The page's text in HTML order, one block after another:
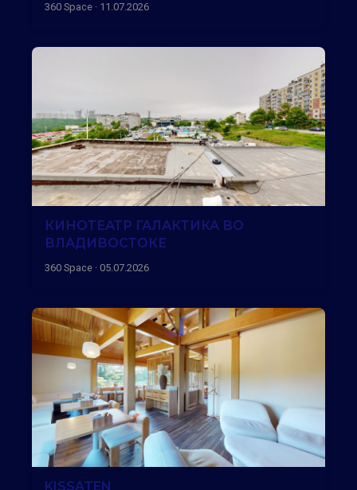
360 Space · 11.07.2026
КИНОТЕАТР ГАЛАКТИКА ВО
ВЛАДИВОСТОКЕ
360 Space · 05.07.2026
KISSATEN